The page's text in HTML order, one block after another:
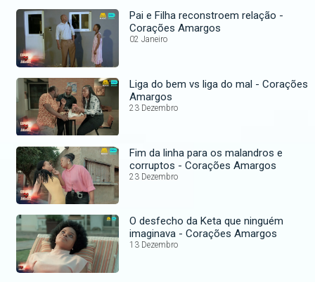
Pai e Filha reconstroem relação -
Corações Amargos
02 Janeiro
Liga do bem vs liga do mal - Corações
Amargos
23 Dezembro
Fim da linha para os malandros e
corruptos - Corações Amargos
23 Dezembro
O desfecho da Keta que ninguém
imaginava - Corações Amargos
13 Dezembro